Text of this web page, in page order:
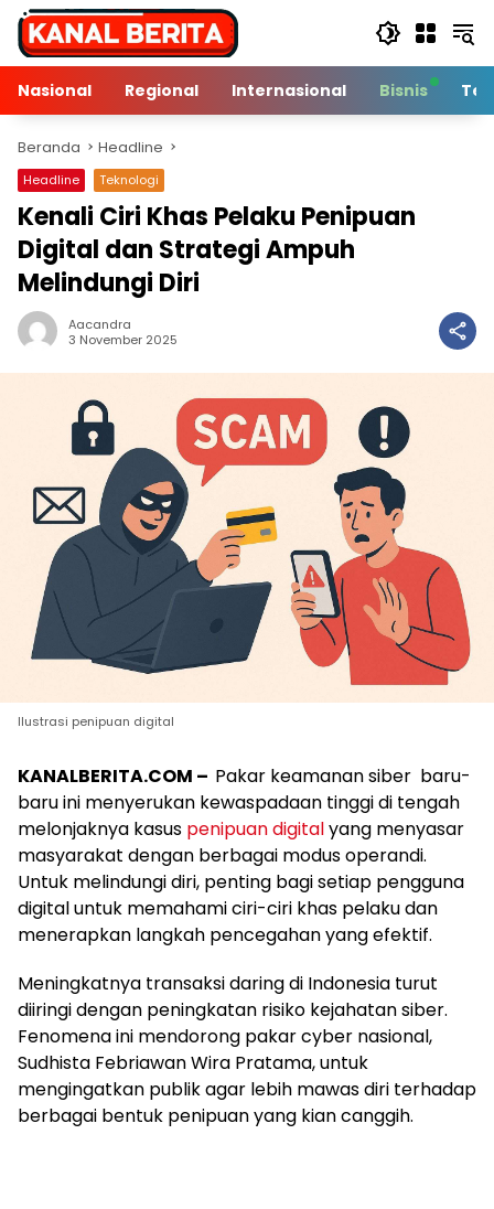
Langsung
konten
Nasional
Regional Internasional Bisnis
Beranda Headline
Headline Teknologi
Kenali Ciri Khas Pelaku Penipuan
Digital dan Strategi Ampuh
Melindungi Diri
Aacandra
3 November 2025
Ilustrasi penipuan digital
KANALBERITA.COM – Pakar keamanan siber baru-
baru ini menyerukan kewaspadaan tinggi di tengah
melonjaknya kasus penipuan digitalyang menyasar
masyarakat dengan berbagai modus operandi.
Untuk melindungi diri, penting bagi setiap pengguna
digital untuk memahami ciri-ciri khas pelaku dan
menerapkan langkah pencegahan yang efektif.
Meningkatnya transaksi daring di Indonesia turut
diiringi dengan peningkatan risiko kejahatan siber.
Fenomena ini mendorong pakar cyber nasional,
Sudhista Febriawan Wira Pratama, untuk
mengingatkan publik agar lebih mawas diri terhadap
berbagai bentuk penipuan yang kian canggih.